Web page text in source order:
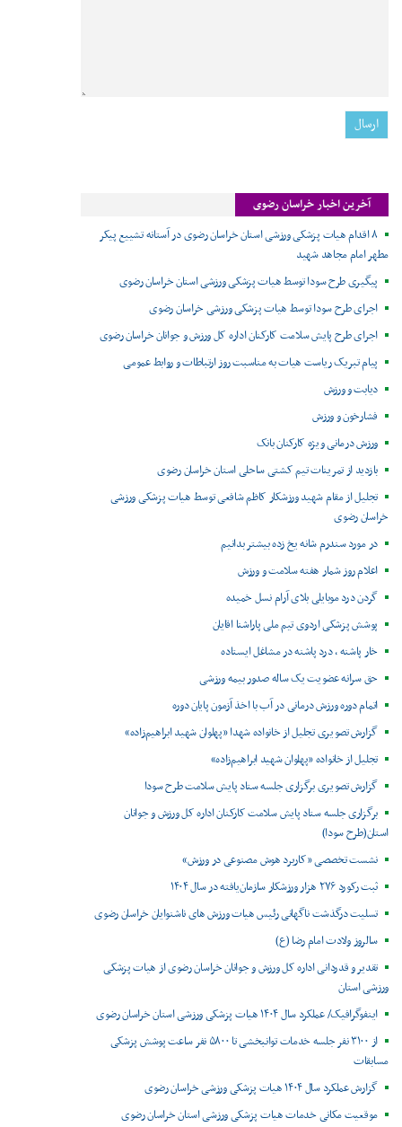
آخرین اخبار خراسان رضوی
۸ اقدام هیات پزشکی ورزشی استان خراسان رضوی در آستانه تشییع پیکر
مطهر امام مجاهد شهید
پیگیری طرح سودا توسط هیات پزشکی ورزشی استان خراسان رضوی
اجرای طرح سودا توسط هیات پزشکی ورزشی خراسان رضوی
اجرای طرح پایش سلامت کارکنان اداره کل ورزش و جوانان خراسان رضوی
پیام تبریک ریاست هیات به مناسبت روز ارتباطات و روابط عمومی
دیابت و ورزش
فشارخون و ورزش
ورزش درمانی ویژه کارکنان بانک
بازدید از تمرینات تیم کشتی ساحلی استان خراسان رضوی
تجلیل از مقام شهید ورزشکار کاظم شافعی توسط هیات پزشکی ورزشی
خراسان رضوی
در مورد سندرم شانه یخ زده بیشتر بدانیم
اعلام روز شمار هفته سلامت و ورزش
گردن درد موبایلی بلای آرام نسل خمیده
پوشش پزشکی اردوی تیم ملی پاراشنا اقایان
خار پاشنه ، درد پاشنه در مشاغل ایستاده
حق سرانه عضویت یک ساله صدور بیمه ورزشی
اتمام دوره ورزش درمانی در آب با اخذ آزمون پایان دوره
گزارش تصویری تجلیل از خانواده شهدا «پهلوان شهید ابراهیم‌زاده»
تجلیل از خانواده «پهلوان شهید ابراهیم‌زاده»
گزارش تصویری برگزاری جلسه ستاد پایش سلامت طرح سودا
برگزاری جلسه ستاد پایش سلامت کارکنان اداره کل ورزش و جوانان
استان(طرح سودا)
نشست تخصصی «کاربرد هوش مصنوعی در ورزش»
ثبت رکورد ۲۷۶ هزار ورزشکار سازمان‌یافته در سال ۱۴۰۴
تسلیت درگذشت ناگهانی رئیس هیات ورزش های ناشنوایان خراسان رضوی
سالروز ولادت امام رضا (ع)
تقدیر و قدردانی اداره کل ورزش و جوانان خراسان رضوی از هیات پزشکی
ورزشی استان
اینفوگرافیک/ عملکرد سال ۱۴۰۴ هیات پزشکی ورزشی استان خراسان رضوی
از ۳۱۰۰ نفر جلسه خدمات توانبخشی تا ۵۸۰۰ نفر ساعت پوشش پزشکی
مسابقات
گزارش عملکرد سال ۱۴۰۴ هیات پزشکی ورزشی خراسان رضوی
موقعیت مکانی خدمات هیات پزشکی ورزشی استان خراسان رضوی ‌